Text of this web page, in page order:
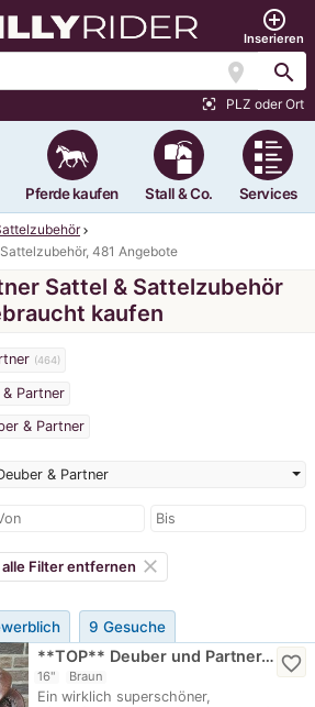
add_circle_outline
Inserieren
location_on search
center_focus_strong PLZ oder Ort
Pferde kaufen Stall & Co. Services
481 Angebote
Sattel & Sattelzubehör
kaufen
(464)
Partner
& Partner
& Partner
alle Filter entfernen clear
9 Gesuche
**TOP** Deuber und Partner…
16" Braun
Ein wirklich superschöner,
favorite_border